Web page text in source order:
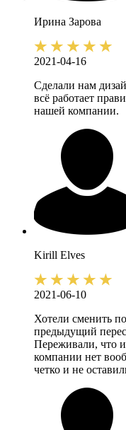
Ирина Зарова
2021-04-16
Сделали нам
всё работает
нашей компании.
Kirill Elves
2021-06-10
Хотели сменить
предыдущий
Переживали, что
компании нет
четко и не